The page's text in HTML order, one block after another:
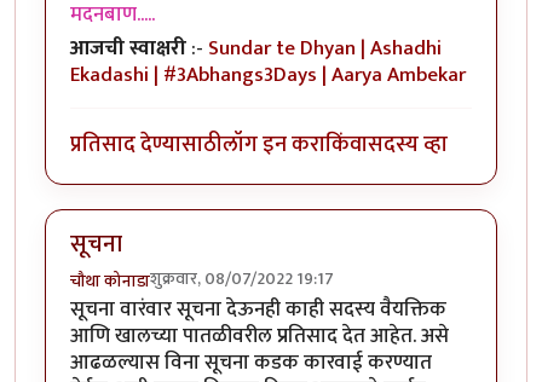
मदनबाण.....
आजची स्वाक्षरी:- Sundar te Dhyan | Ashadhi
Ekadashi | #3Abhangs3Days | Aarya Ambekar
प्रतिसाद देण्यासाठीलॉग इन कराकिंवासदस्य व्हा
सूचना
चौथा कोनाडाशुक्रवार, 08/07/2022 19:17
सूचना वारंवार सूचना देऊनही काही सदस्य वैयक्तिक
आणि खालच्या पातळीवरील प्रतिसाद देत आहेत. असे
आढळल्यास विना सूचना कडक कारवाई करण्यात